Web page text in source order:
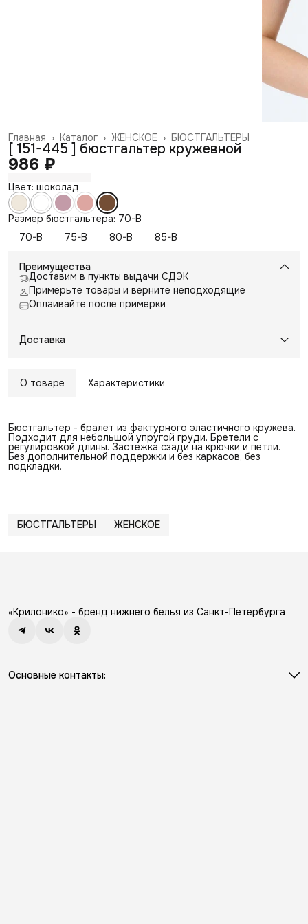
БЮСТГАЛЬТЕРЫ
ЖЕНСКОЕ ›
Каталог ›
Главная ›
[ 151-445 ] бюстгальтер кружевной
986 ₽
Цвет: шоколад
Размер бюстгальтера: 70-B
70-B
75-B 80-B 85-B
Преимущества
Доставим в пункты выдачи СДЭК
Примерьте товары и верните неподходящие
Оплаивайте после примерки
Доставка
О товаре Характеристики
Бюстгальтер - бралет из фактурного эластичного кружева.
Подходит для небольшой упругой груди. Бретели с
регулировкой длины. Застежка сзади на крючки и петли.
Без дополнительной поддержки и без каркасов, без
подкладки.
БЮСТГАЛЬТЕРЫ ЖЕНСКОЕ
«Крилонико» - бренд нижнего белья из Санкт-Петербурга
Основные контакты: